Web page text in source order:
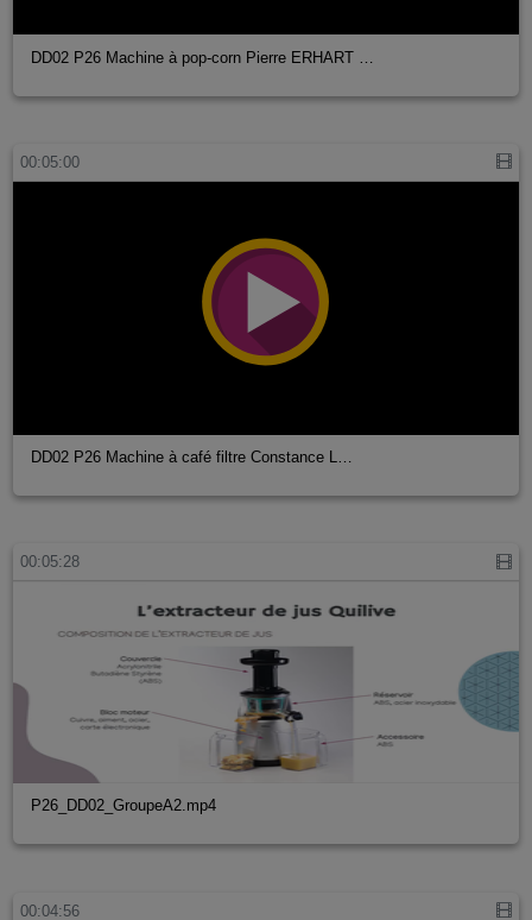
DD02 P26 Machine à pop-corn Pierre ERHART …
00:05:00
DD02 P26 Machine à café filtre Constance L…
00:05:28
P26_DD02_GroupeA2.mp4
00:04:56